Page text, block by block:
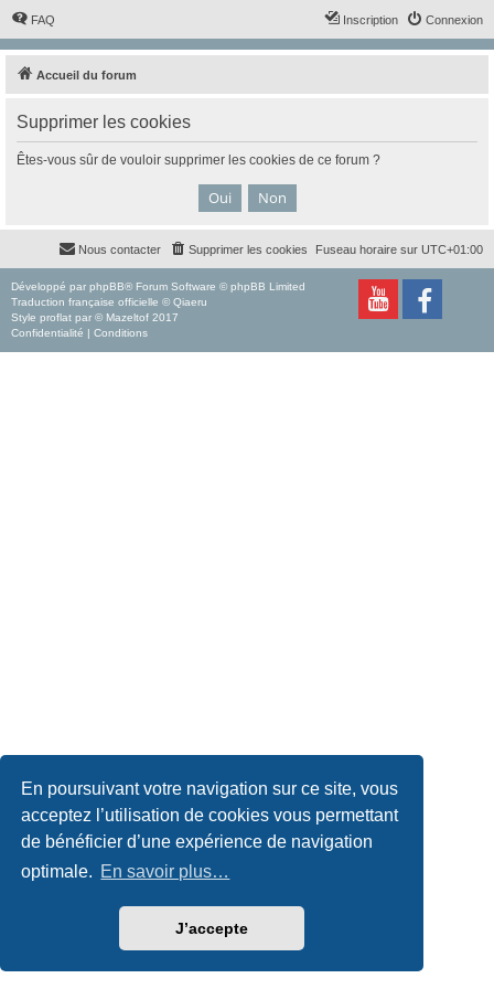
En poursuivant votre navigation sur ce site, vous
acceptez l’utilisation de cookies vous permettant
de bénéficier d’une expérience de navigation
optimale. En savoir plus…
J’accepte
FAQ Connexion
Inscription
Accueil du forum
Supprimer les cookies
Êtes-vous sûr de vouloir supprimer les cookies de ce forum ?
Fuseau horaire sur UTC+01:00
Supprimer les cookies
Nous contacter
Développé par phpBB® Forum Software © phpBB Limited
Traduction française officielle © Qiaeru
Style proflat par © Mazeltof 2017
Confidentialité | Conditions